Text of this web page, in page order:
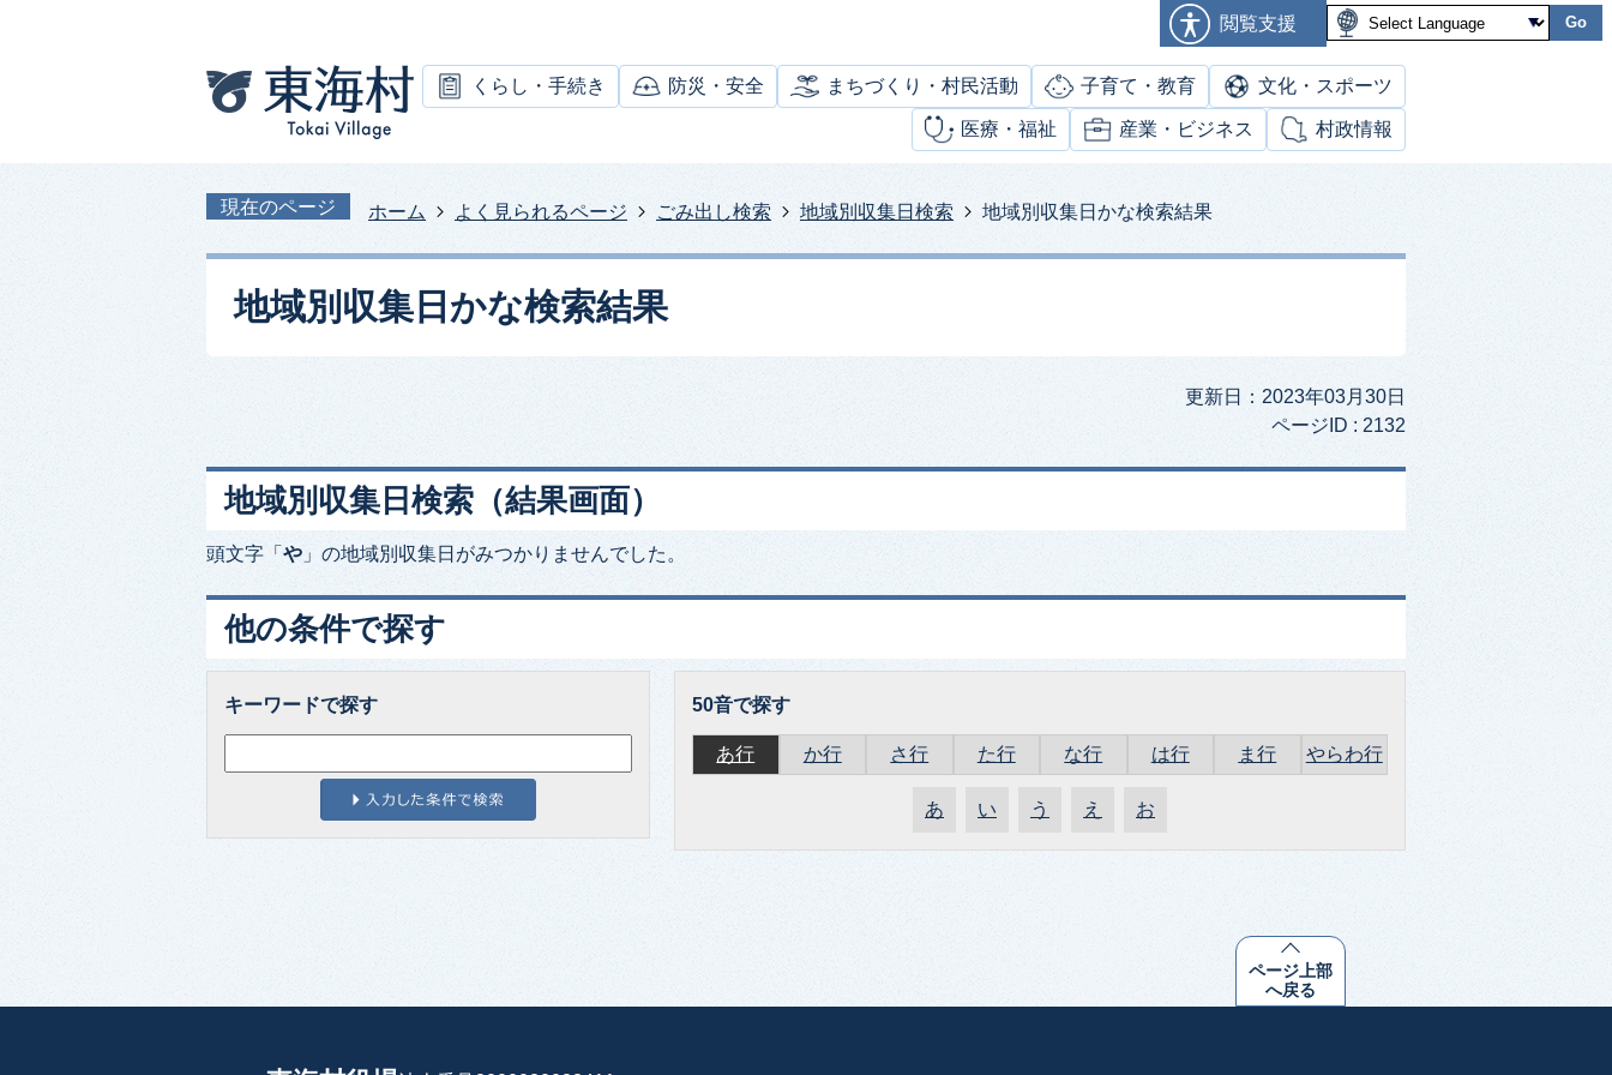
閲覧支援 Go
くらし・手続き 防災・安全 まちづくり・村民活動 子育て・教育 文化・スポーツ
医療・福祉 産業・ビジネス 村政情報
現在のページ ホーム よく見られるページ ごみ出し検索 地域別収集日検索 地域別収集日かな検索結果
地域別収集日かな検索結果
更新日：2023年03月30日
ページID : 2132
地域別収集日検索 （結果画面）
頭文字「 や 」の地域別収集日 がみつかりませんでした。
他の条件で探す
キーワードで探す 50音で探す
あ行 か行 さ行 た行 な行 は行 ま行 やらわ行
あ い う え お
ページ上部
へ戻る